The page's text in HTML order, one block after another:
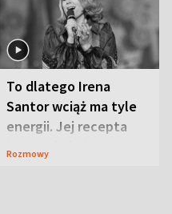
To dlatego Irena
Santor wciąż ma tyle
energii. Jej recepta
jest zaskakująco
Rozmowy